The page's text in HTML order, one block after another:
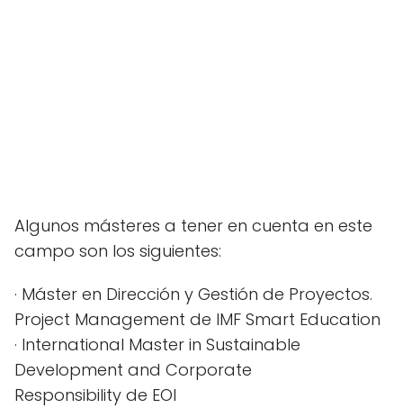
Algunos másteres a tener en cuenta en este
campo son los siguientes:
· Máster en Dirección y Gestión de Proyectos.
Project Management de IMF Smart Education
· International Master in Sustainable
Development and Corporate
Responsibility de EOI